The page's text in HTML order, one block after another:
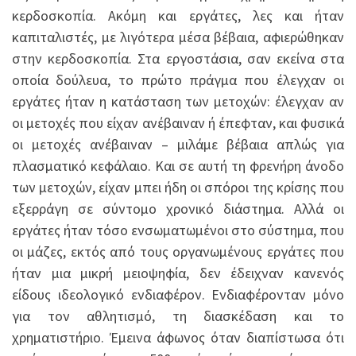
κερδοσκοπία. Ακόμη και εργάτες, λες και ήταν
καπιταλιστές, με λιγότερα μέσα βέβαια, αφιερώθηκαν
στην κερδοσκοπία. Στα εργοστάσια, σαν εκείνα στα
οποία δούλευα, το πρώτο πράγμα που έλεγχαν οι
εργάτες ήταν η κατάσταση των μετοχών: έλεγχαν αν
οι μετοχές που είχαν ανέβαιναν ή έπεφταν, και φυσικά
οι μετοχές ανέβαιναν – μιλάμε βέβαια απλώς για
πλασματικό κεφάλαιο. Και σε αυτή τη φρενήρη άνοδο
των μετοχών, είχαν μπει ήδη οι σπόροι της κρίσης που
εξερράγη σε σύντομο χρονικό διάστημα. Αλλά οι
εργάτες ήταν τόσο ενσωματωμένοι στο σύστημα, που
οι μάζες, εκτός από τους οργανωμένους εργάτες που
ήταν μια μικρή μειοψηφία, δεν έδειχναν κανενός
είδους ιδεολογικό ενδιαφέρον. Ενδιαφέρονταν μόνο
για τον αθλητισμό, τη διασκέδαση και το
χρηματιστήριο. Έμεινα άφωνος όταν διαπίστωσα ότι